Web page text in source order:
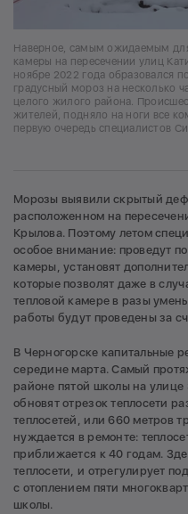
Наверное, самым ожидаемым
камеры на пересечении улиц
ноябре 2022 года образовался
градусный мороз на несколько
целого жилого района.
жителей, подняло на ноги все
первую очередь специалистов
Морозы выявили скрытый
расположенном на
Крылова. Поэтому летом
особое внимание: проведут
камеры, установят
которые позволят даже в
тепловой камере в разы
работы будут проведены за
В Черногорске капитальные
середине марта. Самый
районе пятой школы на
обновят отрезок теплосети
теплосетей, или 660 метров
нуждается в ремонте:
приближается к 40 годам.
теплосети, и отрегулирует
с отоплением пяти
школы.